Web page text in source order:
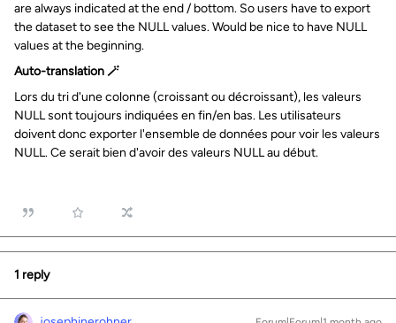
are always indicated at the end / bottom. So users have to export
the dataset to see the NULL values. Would be nice to have NULL
values at the beginning.
Auto-translation 🪄
Lors du tri d'une colonne (croissant ou décroissant), les valeurs
NULL sont toujours indiquées en fin/en bas. Les utilisateurs
doivent donc exporter l'ensemble de données pour voir les valeurs
NULL. Ce serait bien d'avoir des valeurs NULL au début.
1 reply